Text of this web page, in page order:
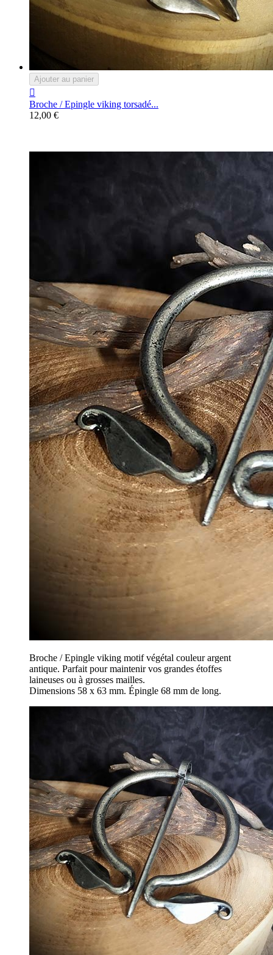
Ajouter au panier

Broche / Epingle viking torsadé...
12,00 €
Broche / Epingle viking motif végétal couleur argent
antique. Parfait pour maintenir vos grandes étoffes
laineuses ou à grosses mailles.
Dimensions 58 x 63 mm. Épingle 68 mm de long.